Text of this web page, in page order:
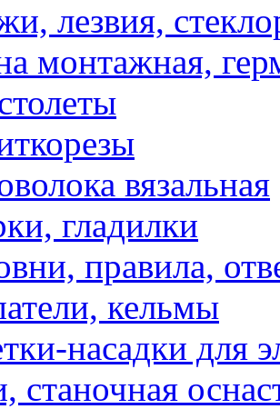
лезвия,
монтажная,
вязальная
гладилки
правила,
кельмы
насадки для
станочная